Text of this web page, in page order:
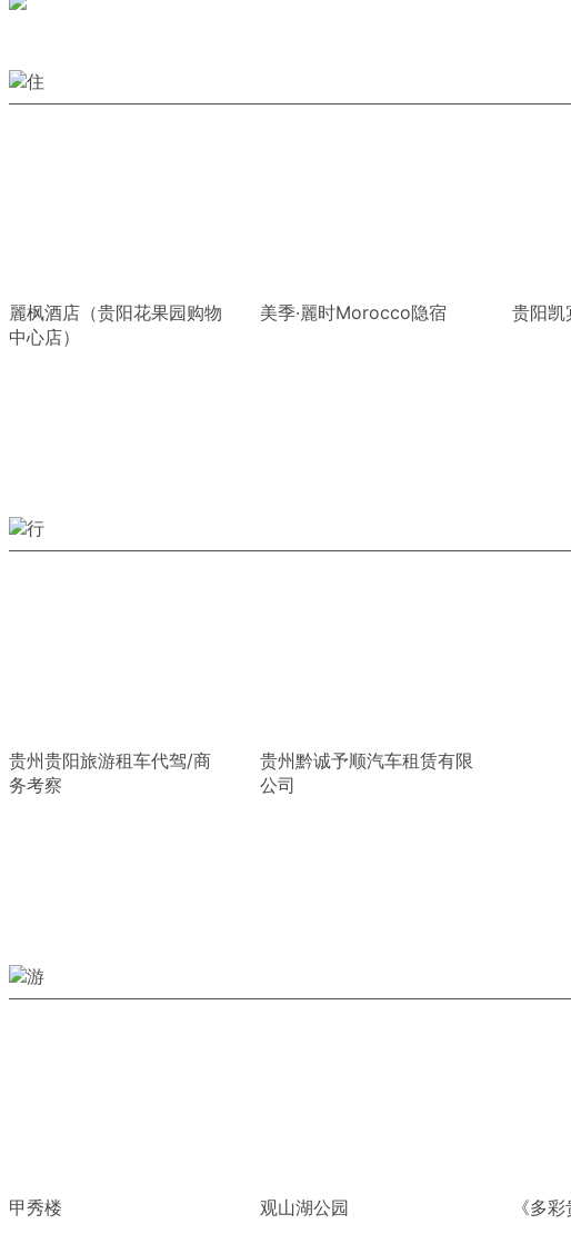
麗枫酒店（贵阳花果园购物
中心店）
美季·麗时Morocco隐宿 贵阳凯
贵州贵阳旅游租车代驾/商
务考察
贵州黔诚予顺汽车租赁有限
公司
甲秀楼 观山湖公园 《多